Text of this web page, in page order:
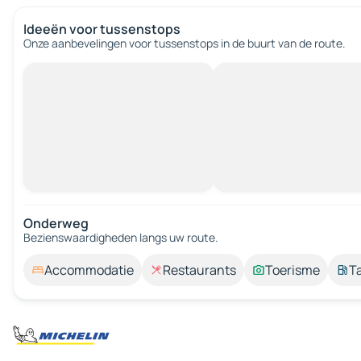
Ideeën voor tussenstops
Onze aanbevelingen voor tussenstops in de buurt van de route.
Onderweg
Bezienswaardigheden langs uw route.
Accommodatie Restaurants Toerisme